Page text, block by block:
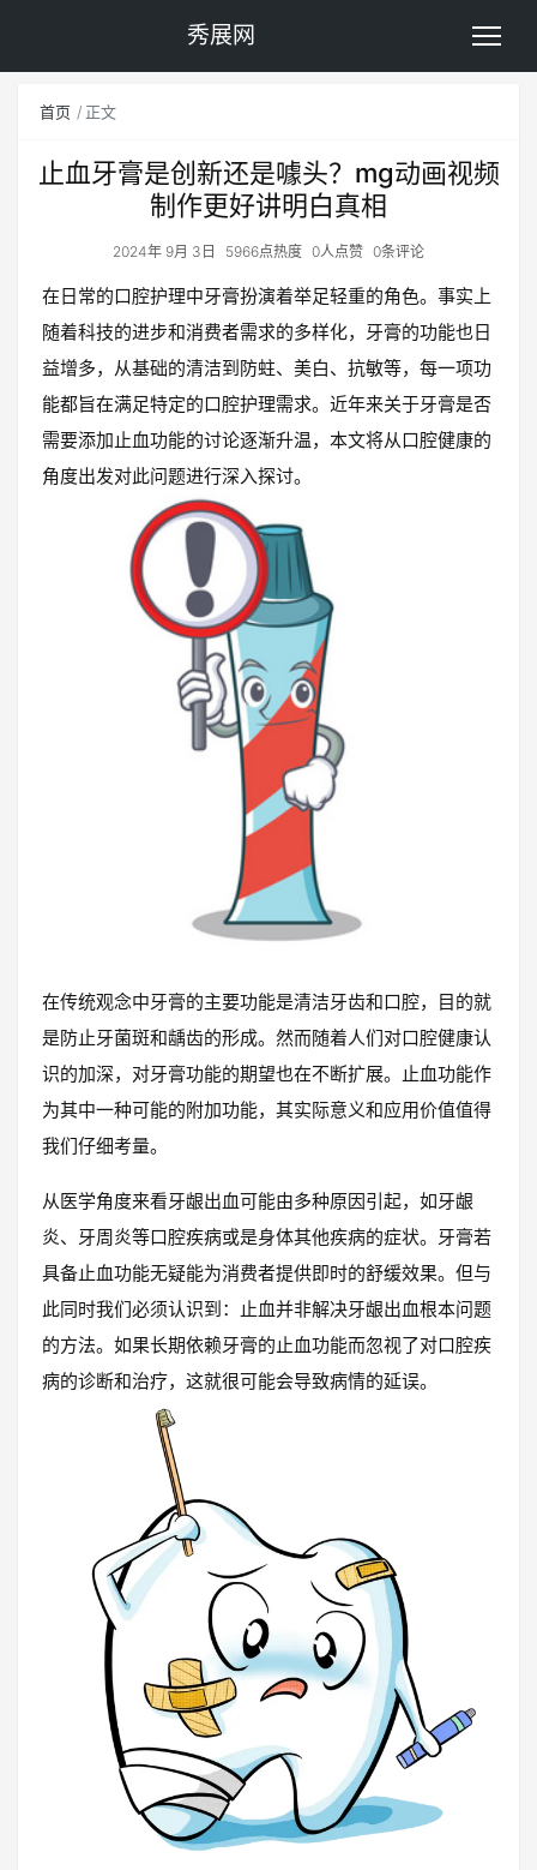
秀展网
首页 正文
止血牙膏是创新还是噱头？mg动画视频
制作更好讲明白真相
2024年 9月 3日 5966点热度 0人点赞 0条评论
在日常的口腔护理中牙膏扮演着举足轻重的角色。事实上
随着科技的进步和消费者需求的多样化，牙膏的功能也日
益增多，从基础的清洁到防蛀、美白、抗敏等，每一项功
能都旨在满足特定的口腔护理需求。近年来关于牙膏是否
需要添加止血功能的讨论逐渐升温，本文将从口腔健康的
角度出发对此问题进行深入探讨。
在传统观念中牙膏的主要功能是清洁牙齿和口腔，目的就
是防止牙菌斑和龋齿的形成。然而随着人们对口腔健康认
识的加深，对牙膏功能的期望也在不断扩展。止血功能作
为其中一种可能的附加功能，其实际意义和应用价值值得
我们仔细考量。
从医学角度来看牙龈出血可能由多种原因引起，如牙龈
炎、牙周炎等口腔疾病或是身体其他疾病的症状。牙膏若
具备止血功能无疑能为消费者提供即时的舒缓效果。但与
此同时我们必须认识到：止血并非解决牙龈出血根本问题
的方法。如果长期依赖牙膏的止血功能而忽视了对口腔疾
病的诊断和治疗，这就很可能会导致病情的延误。